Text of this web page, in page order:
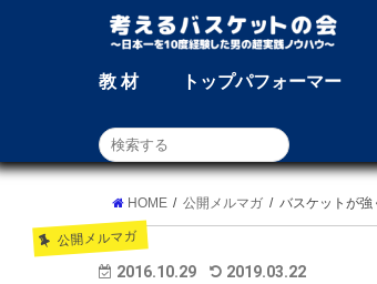
教 材 トップパフォーマー
HOME 公開メルマガ バスケットが強
公開メルマガ
2016.10.29 2019.03.22